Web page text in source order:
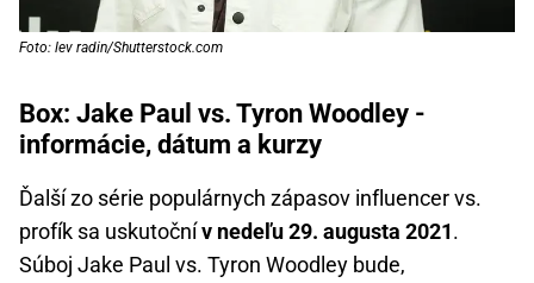
Foto: lev radin/Shutterstock.com
Box: Jake Paul vs. Tyron Woodley -
informácie, dátum a kurzy
Ďalší zo série populárnych zápasov influencer vs.
profík sa uskutočnív nedeľu 29. augusta 2021.
Súboj Jake Paul vs. Tyron Woodley bude,